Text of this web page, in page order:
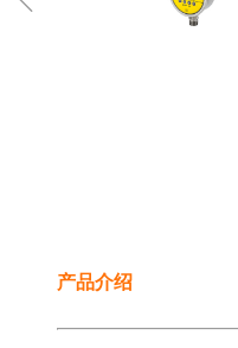
产品介绍